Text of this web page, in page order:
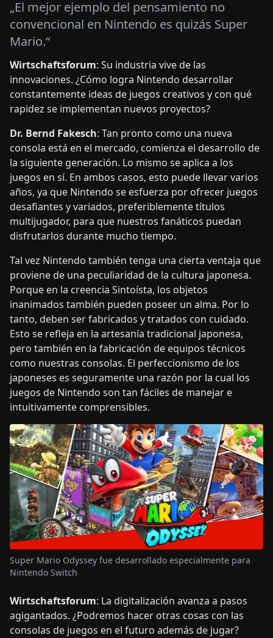
„El mejor ejemplo del pensamiento no
convencional en Nintendo es quizás Super
Mario.“
Wirtschaftsforum: Su industria vive de las
innovaciones. ¿Cómo logra Nintendo desarrollar
constantemente ideas de juegos creativos y con qué
rapidez se implementan nuevos proyectos?
Dr. Bernd Fakesch: Tan pronto como una nueva
consola está en el mercado, comienza el desarrollo de
la siguiente generación. Lo mismo se aplica a los
juegos en sí. En ambos casos, esto puede llevar varios
años, ya que Nintendo se esfuerza por ofrecer juegos
desafiantes y variados, preferiblemente títulos
multijugador, para que nuestros fanáticos puedan
disfrutarlos durante mucho tiempo.
Tal vez Nintendo también tenga una cierta ventaja que
proviene de una peculiaridad de la cultura japonesa.
Porque en la creencia Sintoísta, los objetos
inanimados también pueden poseer un alma. Por lo
tanto, deben ser fabricados y tratados con cuidado.
Esto se refleja en la artesanía tradicional japonesa,
pero también en la fabricación de equipos técnicos
como nuestras consolas. El perfeccionismo de los
japoneses es seguramente una razón por la cual los
juegos de Nintendo son tan fáciles de manejar e
intuitivamente comprensibles.
Super Mario Odyssey fue desarrollado especialmente para
Nintendo Switch
Wirtschaftsforum: La digitalización avanza a pasos
agigantados. ¿Podremos hacer otras cosas con las
consolas de juegos en el futuro además de jugar?